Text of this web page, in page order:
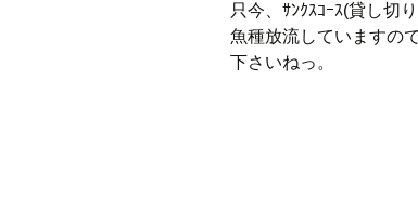
只今、ｻﾝｸｽｺｰｽ(貸し切
魚種放流していますの
下さいねっ。